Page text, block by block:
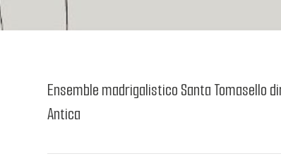
Ensemble madrigalistico Santa Tomasello
Antica